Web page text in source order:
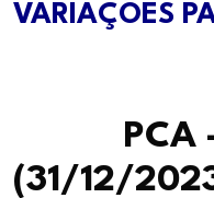
VARIAÇÕES
PCA –
(31/12/